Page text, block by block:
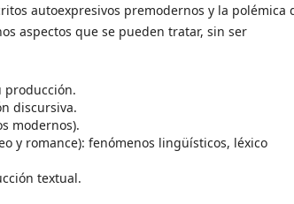
autoexpresivos premodernos y la polémica
aspectos que se pueden tratar, sin ser
producción.
discursiva.
modernos).
y romance): fenómenos lingüísticos, léxico
textual.